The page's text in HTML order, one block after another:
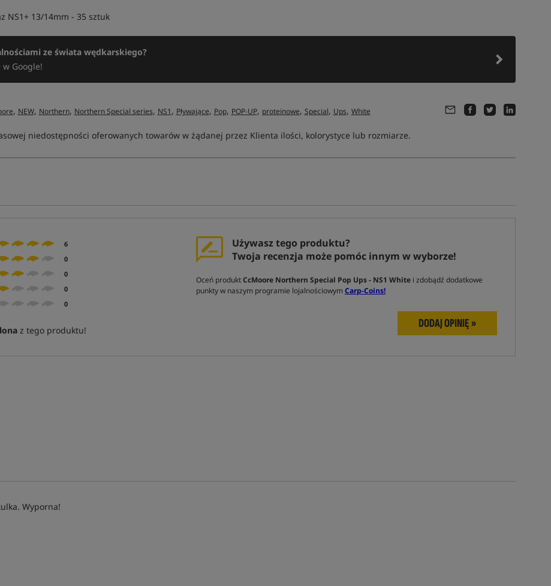
Tym produktem interesuje się:7 osób
NS1+ 13/14mm - 35 sztuk
ze świata wędkarskiego?
Google!
, NEW, Northern, Northern Special series, NS1, Pływające, Pop, POP-UP, proteinowe, Special, Ups, White
niedostępności oferowanych towarów w żądanej przez Klienta ilości, kolorystyce lub rozmiarze.
6
0
0
0
0
z tego produktu!
Używasz tego produktu?
Twoja recenzja może pomóc innym w wyborze!
Oceń produktCcMoore Northern Special Pop Ups - NS1 White i zdobądź dodatkowe
punkty w naszym programie lojalnościowymCarp-Coins!
DODAJ OPINIĘ »
Wyporna!